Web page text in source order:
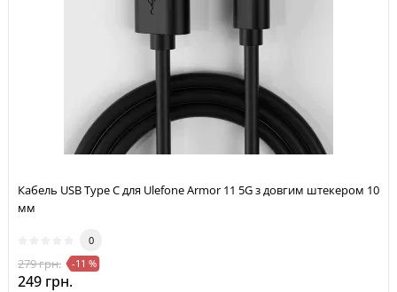
Кабель USB Type C для Ulefone Armor 11 5G з довгим штекером 10
мм
0
279 грн. -11 %
249 грн.